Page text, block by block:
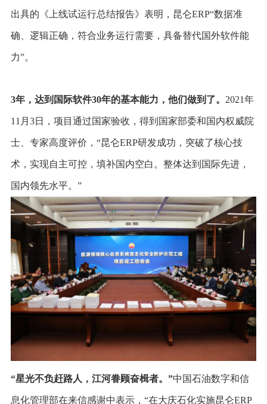
出具的《上线试运行总结报告》表明，昆仑ERP“数据准
确、逻辑正确，符合业务运行需要，具备替代国外软件能
力”。
3年，达到国际软件30年的基本能力，他们做到了。 2021年
11月3日，项目通过国家验收，得到国家部委和国内权威院
士、专家高度评价，“昆仑ERP研发成功，突破了核心技
术，实现自主可控，填补国内空白。整体达到国际先进，
国内领先水平。”
“星光不负赶路人，江河眷顾奋楫者。”中国石油数字和信
息化管理部在来信感谢中表示，“在大庆石化实施昆仑ERP